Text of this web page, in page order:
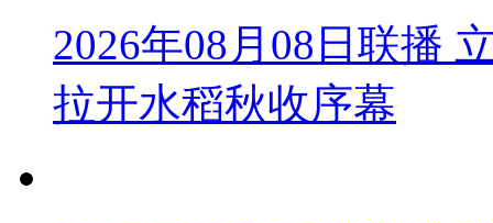
2026年08月08日联播
拉开水稻秋收序幕